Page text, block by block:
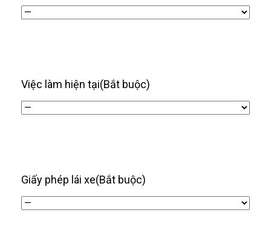
Việc làm hiện tại(Bắt buộc)
Giấy phép lái xe(Bắt buộc)